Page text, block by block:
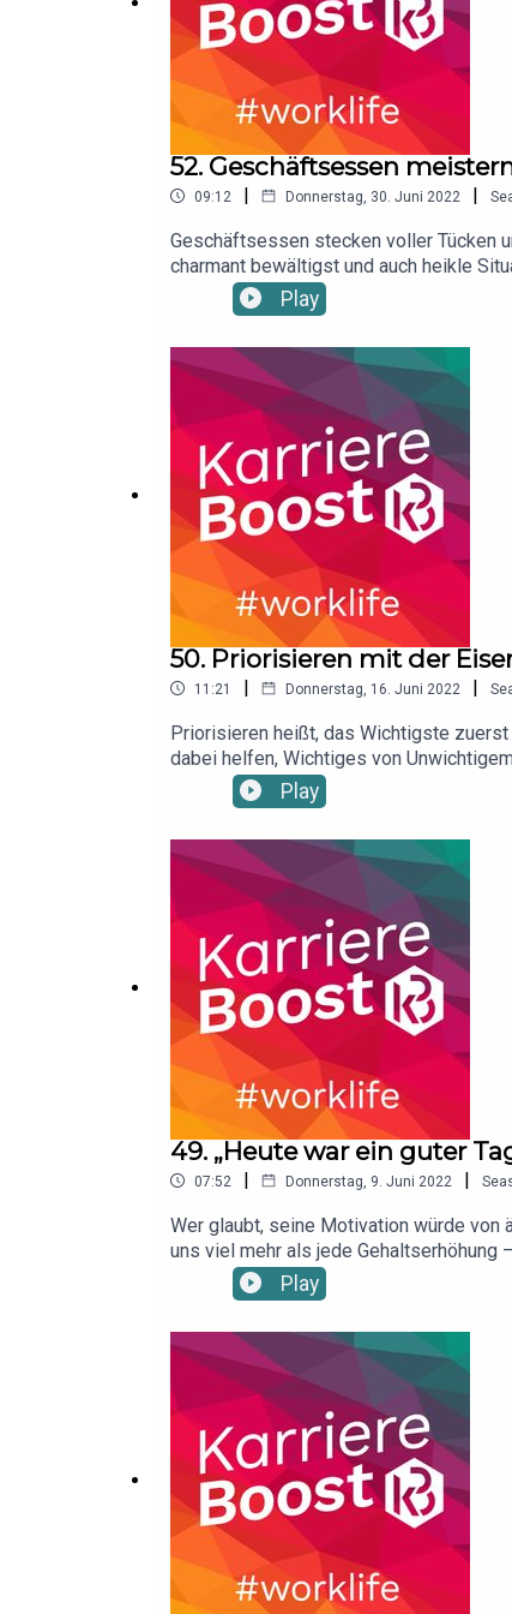
52. Geschäftsessen
09:12 | Donnerstag, 30. Juni 2022 |
Geschäftsessen stecken voller Tücken
charmant bewältigst und auch heikle
https://amzn.to/37WfLorWer keine
boost https://www.facebook.com/
Play
50. Priorisieren mit der
11:21 | Donnerstag, 16. Juni 2022 |
Priorisieren heißt, das Wichtigste
dabei helfen, Wichtiges von
Reihenfolge zu bringen.Link zum
möchte: https://www.instagram.com/
Play
49. „Heute war ein guter
07:52 | Donnerstag, 9. Juni 2022 |
Wer glaubt, seine Motivation würde von
uns viel mehr als jede
vermeidest und deine Selbstmotivation
https://shop.haufe.de/prod/
boost https://www.facebook.com/
Play